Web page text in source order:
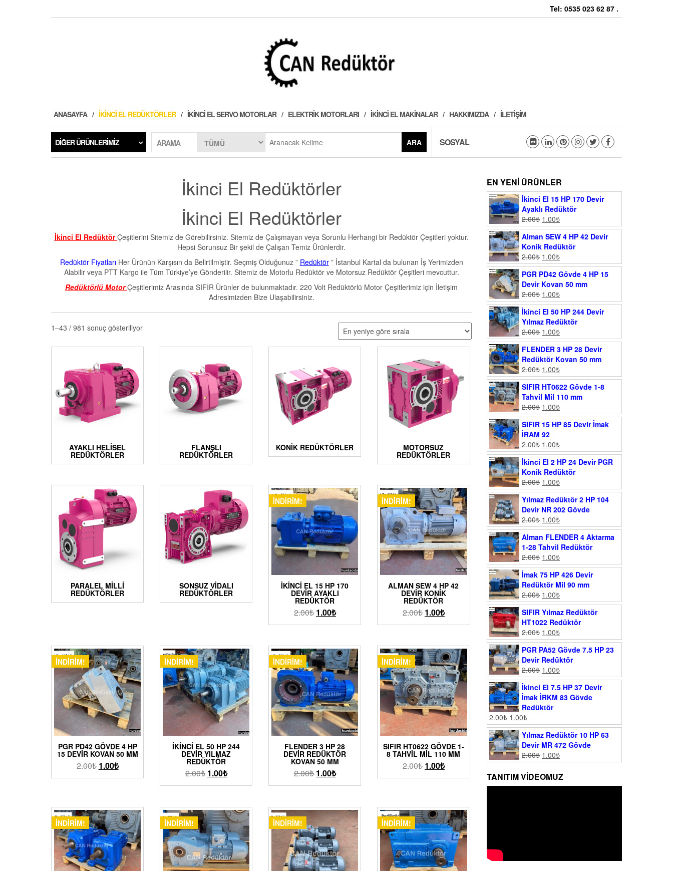
Tel: 0535 023 62 87 .
ANASAYFA İKINCI EL REDÜKTÖRLER İKINCI EL SERVO MOTORLAR ELEKTRIK MOTORLARI İKINCI EL MAKINALAR HAKKIMIZDA İLETIŞIM
DIĞER ÜRÜNLERIMIZ ARAMA ARA SOSYAL
İkinci El Redüktörler
İkinci El Redüktörler
İkinci El Redüktör Çeşitlerini Sitemiz de Görebilirsiniz. Sitemiz de Çalışmayan veya Sorunlu Herhangi bir Redüktör Çeşitleri yoktur.
Hepsi Sorunsuz Bir şekil de Çalışan Temiz Ürünlerdir.
Redüktör FiyatlarıHer Ürünün Karşısın da Belirtilmiştir. Seçmiş Olduğunuz ” Redüktör” İstanbul Kartal da bulunan İş Yerimizden
Alabilir veya PTT Kargo ile Tüm Türkiye’ye Gönderilir. Sitemiz de Motorlu Redüktör ve Motorsuz Redüktör Çeşitleri mevcuttur.
Redüktörlü Motor Çeşitlerimiz Arasında SIFIR Ürünler de bulunmaktadır. 220 Volt Redüktörlü Motor Çeşitlerimiz için İletişim
Adresimizden Bize Ulaşabilirsiniz.
1–43 / 981 sonuç gösteriliyor
AYAKLI HELISEL
REDÜKTÖRLER
FLANŞLI
REDÜKTÖRLER
KONIK REDÜKTÖRLER MOTORSUZ
REDÜKTÖRLER
PARALEL MILLI
REDÜKTÖRLER
SONSUZ VIDALI
REDÜKTÖRLER
İNDIRIM!
İKINCI EL 15 HP 170
DEVIR AYAKLI
REDÜKTÖR
2.00₺ 1.00₺
İNDIRIM!
ALMAN SEW 4 HP 42
DEVIR KONIK
REDÜKTÖR
2.00₺ 1.00₺
İNDIRIM!
PGR PD42 GÖVDE 4 HP
15 DEVIR KOVAN 50 MM
2.00₺ 1.00₺
İNDIRIM!
İKINCI EL 50 HP 244
DEVIR YILMAZ
REDÜKTÖR
2.00₺ 1.00₺
İNDIRIM!
FLENDER 3 HP 28
DEVIR REDÜKTÖR
KOVAN 50 MM
2.00₺ 1.00₺
İNDIRIM!
SIFIR HT0622 GÖVDE 1-
8 TAHVIL MIL 110 MM
2.00₺ 1.00₺
İNDIRIM! İNDIRIM! İNDIRIM! İNDIRIM!
EN YENI ÜRÜNLER
İkinci El 15 HP 170 Devir
Ayaklı Redüktör
2.00₺ 1.00₺
Alman SEW 4 HP 42 Devir
Konik Redüktör
2.00₺ 1.00₺
PGR PD42 Gövde 4 HP 15
Devir Kovan 50 mm
2.00₺ 1.00₺
İkinci El 50 HP 244 Devir
Yılmaz Redüktör
2.00₺ 1.00₺
FLENDER 3 HP 28 Devir
Redüktör Kovan 50 mm
2.00₺ 1.00₺
SIFIR HT0622 Gövde 1-8
Tahvil Mil 110 mm
2.00₺ 1.00₺
SIFIR 15 HP 85 Devir İmak
İRAM 92
2.00₺ 1.00₺
İkinci El 2 HP 24 Devir PGR
Konik Redüktör
2.00₺ 1.00₺
Yılmaz Redüktör 2 HP 104
Devir NR 202 Gövde
2.00₺ 1.00₺
Alman FLENDER 4 Aktarma
1-28 Tahvil Redüktör
2.00₺ 1.00₺
İmak 75 HP 426 Devir
Redüktör Mil 90 mm
2.00₺ 1.00₺
SIFIR Yılmaz Redüktör
HT1022 Redüktör
2.00₺ 1.00₺
PGR PA52 Gövde 7.5 HP 23
Devir Redüktör
2.00₺ 1.00₺
İkinci El 7.5 HP 37 Devir
İmak İRKM 83 Gövde
Redüktör
2.00₺ 1.00₺
Yılmaz Redüktör 10 HP 63
Devir MR 472 Gövde
2.00₺ 1.00₺
TANITIM VIDEOMUZ